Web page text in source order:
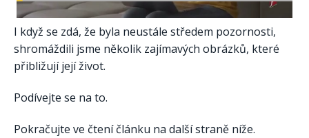
I když se zdá, že byla neustále středem pozornosti,
shromáždili jsme několik zajímavých obrázků, které
přibližují její život.
Podívejte se na to.
Pokračujte ve čtení článku na další straně níže.